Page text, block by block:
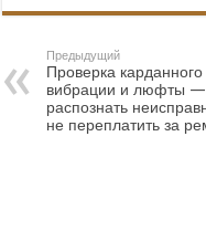
Предыдущий
Проверка
вибрации и люфты —
распознать
не переплатить за